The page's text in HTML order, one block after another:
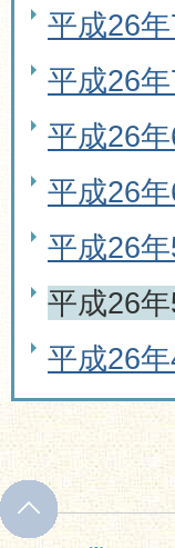
平成26
平成26
平成26
平成26
平成26
平成26
平成26